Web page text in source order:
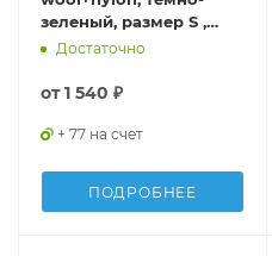
зеленый, размер S ,
TNW620-S
Достаточно
от1 540 ₽
+ 77 на счет
ПОДРОБНЕЕ